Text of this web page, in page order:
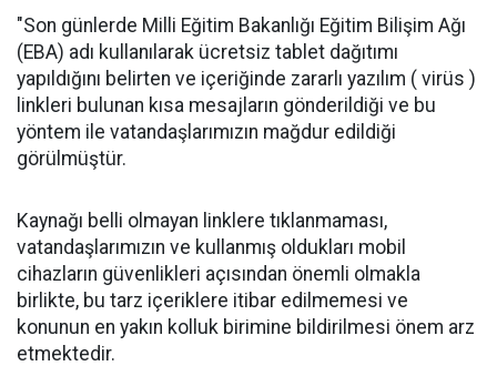
"Son günlerde Milli Eğitim Bakanlığı Eğitim Bilişim Ağı
(EBA) adı kullanılarak ücretsiz tablet dağıtımı
yapıldığını belirten ve içeriğinde zararlı yazılım ( virüs )
linkleri bulunan kısa mesajların gönderildiği ve bu
yöntem ile vatandaşlarımızın mağdur edildiği
görülmüştür.
Kaynağı belli olmayan linklere tıklanmaması,
vatandaşlarımızın ve kullanmış oldukları mobil
cihazların güvenlikleri açısından önemli olmakla
birlikte, bu tarz içeriklere itibar edilmemesi ve
konunun en yakın kolluk birimine bildirilmesi önem arz
etmektedir.